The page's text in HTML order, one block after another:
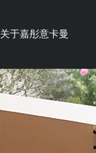
关于嘉彤意卡曼